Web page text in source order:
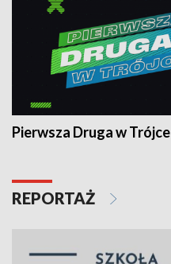
Pierwsza Druga w Trójce
REPORTAŻ